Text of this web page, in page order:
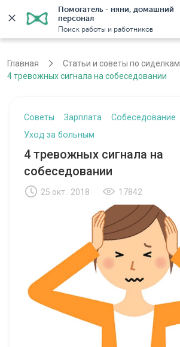
Помогатель - няни, домашний
персонал
Поиск работы и работников
Главная
Статьи и советы по сиделкам
4 тревожных сигнала на собеседовании
Советы Зарплата Собеседование
Уход за больным
4 тревожных сигнала на
собеседовании
25 окт.. 2018 17842